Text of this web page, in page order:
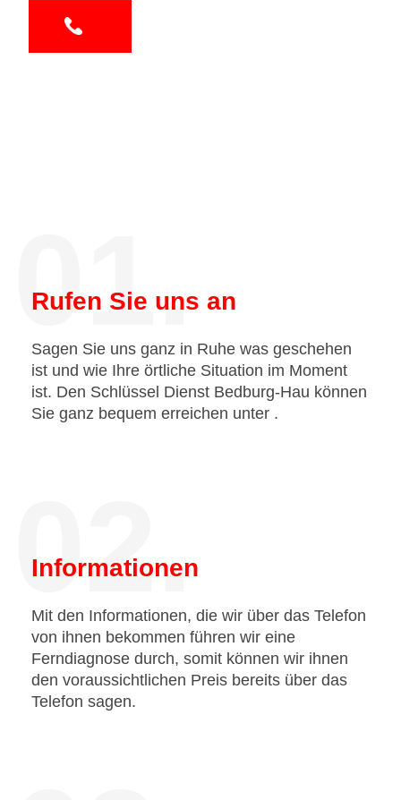
01.
Rufen Sie uns an
Sagen Sie uns ganz in Ruhe was geschehen
ist und wie Ihre örtliche Situation im Moment
ist. Den Schlüssel Dienst Bedburg-Hau können
Sie ganz bequem erreichen unter .
02.
Informationen
Mit den Informationen, die wir über das Telefon
von ihnen bekommen führen wir eine
Ferndiagnose durch, somit können wir ihnen
den voraussichtlichen Preis bereits über das
Telefon sagen.